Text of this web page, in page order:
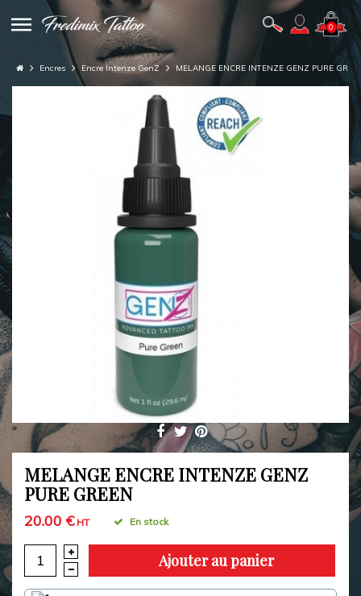
0
Encres Encre Intenze GenZ MELANGE ENCRE INTENZE GENZ PURE
MELANGE ENCRE INTENZE GENZ
PURE GREEN
20.00 €HT En stock
Ajouter au panier